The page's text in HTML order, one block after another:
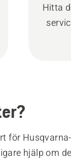
Hitta
för
hjälp om